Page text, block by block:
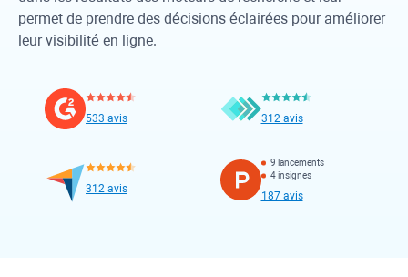
permet de prendre des décisions éclairées pour améliorer
leur visibilité en ligne.
533 avis 312 avis
312 avis
9 lancements
4 insignes
187 avis